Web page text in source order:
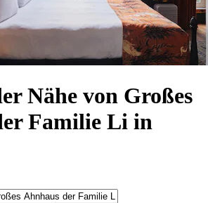
Nähe von Großes
Familie Li in